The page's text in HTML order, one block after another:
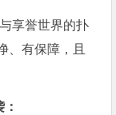
享誉世界的扑
、有保障，且